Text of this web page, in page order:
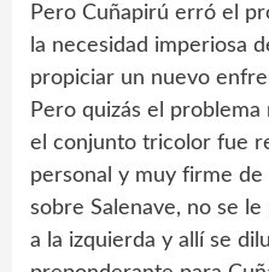
Pero Cuñapirú erró el
la necesidad imperiosa
propiciar un nuevo
Pero quizás el
el conjunto tricolor fue
personal y muy firme de
sobre Salenave, no se
a la izquierda y allí se